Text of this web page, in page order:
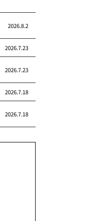
2026.8.2
2026.7.23
2026.7.23
2026.7.18
2026.7.18